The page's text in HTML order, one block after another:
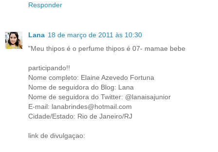
Responder
Lana 18 de março de 2011 às 10:30
"Meu thipos é o perfume thipos é 07- mamae bebe
participando!!
Nome completo: Elaine Azevedo Fortuna
Nome de seguidora do Blog: Lana
Nome de seguidora do Twitter: @lanaisajunior
E-mail: lanabrindes@hotmail.com
Cidade/Estado: Rio de Janeiro/RJ
link de divulgaçao: